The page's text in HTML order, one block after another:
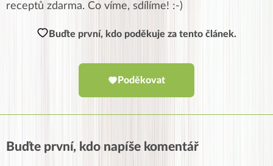
receptů zdarma. Co víme, sdílíme! :-)
Buďte první, kdo poděkuje za tento článek.
Poděkovat
Buďte první, kdo napíše komentář